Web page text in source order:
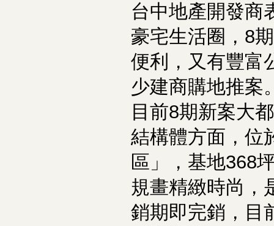
台中地產開發商
豪宅生活圈，8
便利，又有豐富
少建商購地推案
目前8期新案大
結構體方面，位
區」，基地368
規畫精緻時尚，
銷期即完銷，目